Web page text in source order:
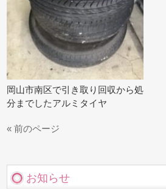
岡山市南区で引き取り回収から処
分までしたアルミタイヤ
« 前のページ
お知らせ